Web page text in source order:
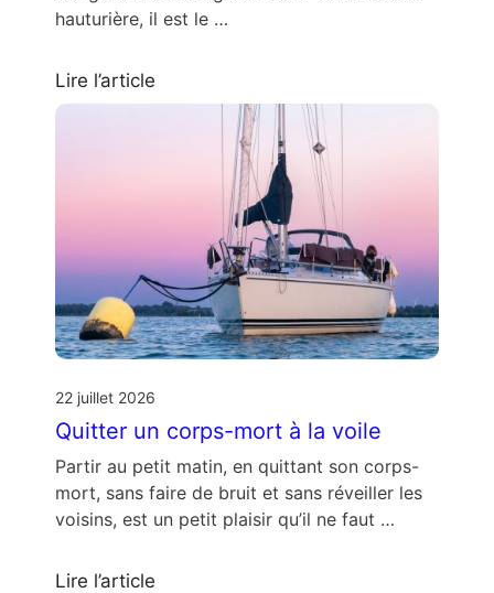
hauturière, il est le …
Lire l’article
22 juillet 2026
Quitter un corps-mort à la voile
Partir au petit matin, en quittant son corps-
mort, sans faire de bruit et sans réveiller les
voisins, est un petit plaisir qu’il ne faut …
Lire l’article